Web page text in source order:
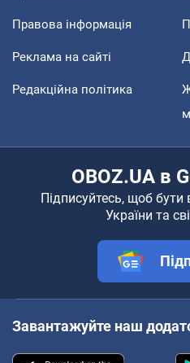
Правова інформація
Реклама на сайті
Редакційна політика
OBOZ.UA в
Підписуйтесь, щоб бути
України та
Завантажуйте наш